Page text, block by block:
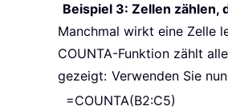
Beispiel 3: Zellen zählen,
Manchmal wirkt eine Zelle
COUNTA-Funktion zählt
gezeigt: Verwenden Sie
=COUNTA(B2:C5)